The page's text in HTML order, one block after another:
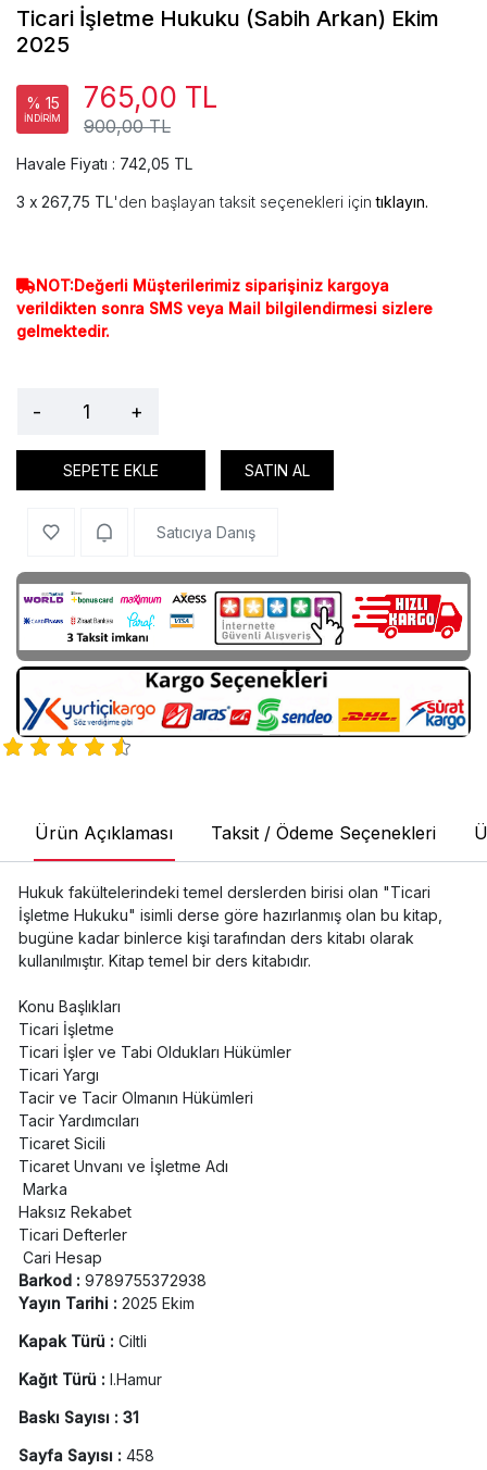
Ticari İşletme Hukuku (Sabih Arkan) Ekim
2025
% 15
İNDİRİM 900,00 TL
765,00 TL
Havale Fiyatı : 742,05 TL
267,75 TL'den başlayan taksit seçenekleri içintıklayın.
NOT:Değerli Müşterilerimiz siparişiniz kargoya
verildikten sonra SMS veya Mail bilgilendirmesi sizlere
gelmektedir.
- +
SEPETE EKLE SATIN AL
Satıcıya Danış
Ürün Açıklaması Taksit / Ödeme Seçenekleri
Hukuk fakültelerindeki temel derslerden birisi olan "Ticari
İşletme Hukuku" isimli derse göre hazırlanmış olan bu kitap,
bugüne kadar binlerce kişi tarafından ders kitabı olarak
kullanılmıştır. Kitap temel bir ders kitabıdır.
Konu Başlıkları
Ticari İşletme
Ticari İşler ve Tabi Oldukları Hükümler
Ticari Yargı
Tacir ve Tacir Olmanın Hükümleri
Tacir Yardımcıları
Ticaret Sicili
Ticaret Unvanı ve İşletme Adı
Marka
Haksız Rekabet
Ticari Defterler
Cari Hesap
Barkod : 9789755372938
Yayın Tarihi : 2025 Ekim
Kapak Türü : Ciltli
Kağıt Türü : I.Hamur
Baskı Sayısı : 31
Sayfa Sayısı : 458